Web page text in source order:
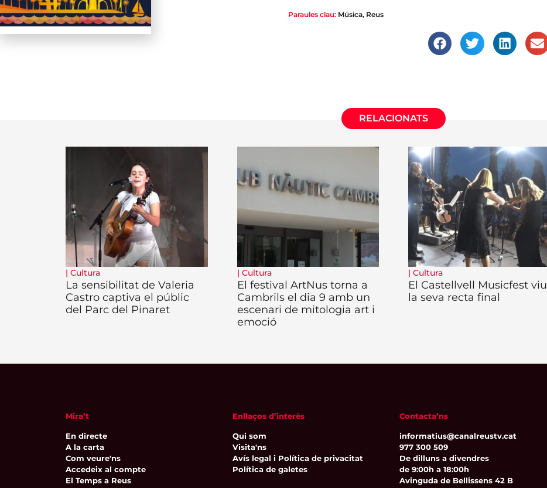
Paraules clau: Música, Reus
RELACIONATS
| Cultura
La sensibilitat de Valeria
Castro captiva el públic
del Parc del Pinaret
| Cultura
El festival ArtNus torna a
Cambrils el dia 9 amb un
escenari de mitologia art i
emoció
| Cultura
El Castellvell Musicfest viu
la seva recta final
Mira’t
En directe
A la carta
Com veure'ns
Accedeix al compte
El Temps a Reus
Enllaços d’interès
Qui som
Visita'ns
Avís legal i Política de privacitat
Política de galetes
Contacta’ns
informatius@canalreustv.cat
977 300 509
De dilluns a divendres
de 9:00h a 18:00h
Avinguda de Bellissens 42 B